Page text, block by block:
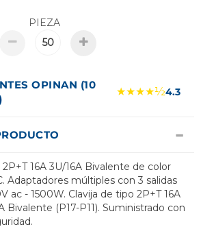
PIEZA
OPINAN (10
★★★★½4.3
16A 3U/16A Bivalente de color
Adaptadores múltiples con 3 salidas
ac - 1500W. Clavija de tipo 2P+T 16A
Bivalente (P17-P11). Suministrado con